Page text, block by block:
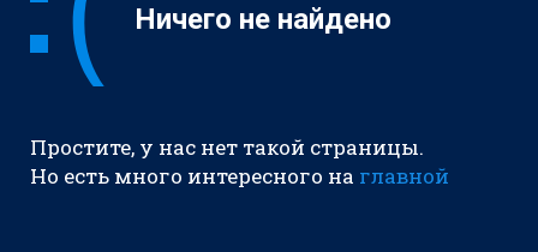
Ничего не найдено
Простите, у нас нет такой страницы.
Но есть много интересного на главной